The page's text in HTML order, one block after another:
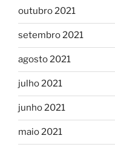
outubro 2021
setembro 2021
agosto 2021
julho 2021
junho 2021
maio 2021